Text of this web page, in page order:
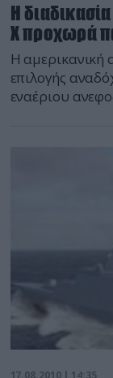
Η
X προχωρά
Η αμερικανική
επιλογής
εναέριου
17.08.2010 | 14:35